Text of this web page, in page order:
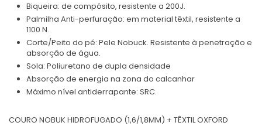
Biqueira: de compósito, resistente a 200J.
Palmilha Anti-perfuração: em material têxtil, resistente a
1100 N.
Corte/Peito do pé: Pele Nobuck. Resistente à penetração e
absorção de água.
Sola: Poliuretano de dupla densidade
Absorção de energia na zona do calcanhar
Máximo nível antiderrapante: SRC.
COURO NOBUK HIDROFUGADO (1,6/1,8MM) + TÊXTIL OXFORD